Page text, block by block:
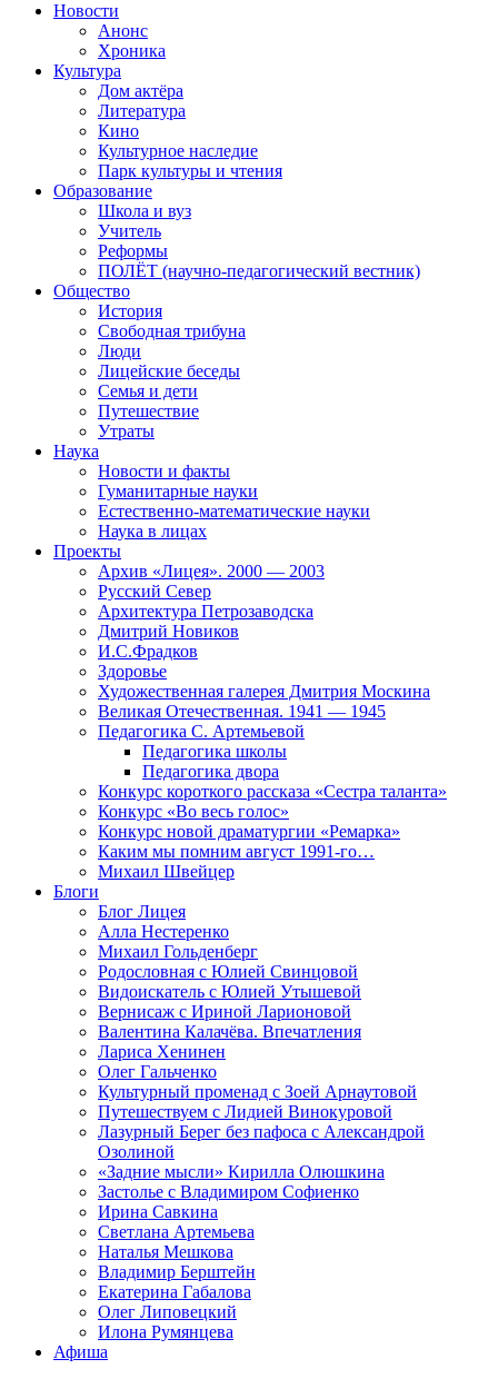
Новости
Анонс
Хроника
Культура
Дом актёра
Литература
Кино
Культурное наследие
Парк культуры и чтения
Образование
Школа и вуз
Учитель
Реформы
ПОЛЁТ (научно-педагогический вестник)
Общество
История
Свободная трибуна
Люди
Лицейские беседы
Семья и дети
Путешествие
Утраты
Наука
Новости и факты
Гуманитарные науки
Естественно-математические науки
Наука в лицах
Проекты
Архив «Лицея». 2000 — 2003
Русский Север
Архитектура Петрозаводска
Дмитрий Новиков
И.С.Фрадков
Здоровье
Художественная галерея Дмитрия Москина
Великая Отечественная. 1941 — 1945
Педагогика С. Артемьевой
Педагогика школы
Педагогика двора
Конкурс короткого рассказа «Сестра таланта»
Конкурс «Во весь голос»
Конкурс новой драматургии «Ремарка»
Каким мы помним август 1991-го…
Михаил Швейцер
Блоги
Блог Лицея
Алла Нестеренко
Михаил Гольденберг
Родословная с Юлией Свинцовой
Видоискатель с Юлией Утышевой
Вернисаж с Ириной Ларионовой
Валентина Калачёва. Впечатления
Лариса Хенинен
Олег Гальченко
Культурный променад с Зоей Арнаутовой
Путешествуем с Лидией Винокуровой
Лазурный Берег без пафоса с Александрой
Озолиной
«Задние мысли» Кирилла Олюшкина
Застолье с Владимиром Софиенко
Ирина Савкина
Светлана Артемьева
Наталья Мешкова
Владимир Берштейн
Екатерина Габалова
Олег Липовецкий
Илона Румянцева
Афиша